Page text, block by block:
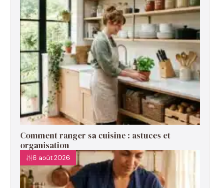
Comment ranger sa cuisine : astuces et
organisation
6 août 2026